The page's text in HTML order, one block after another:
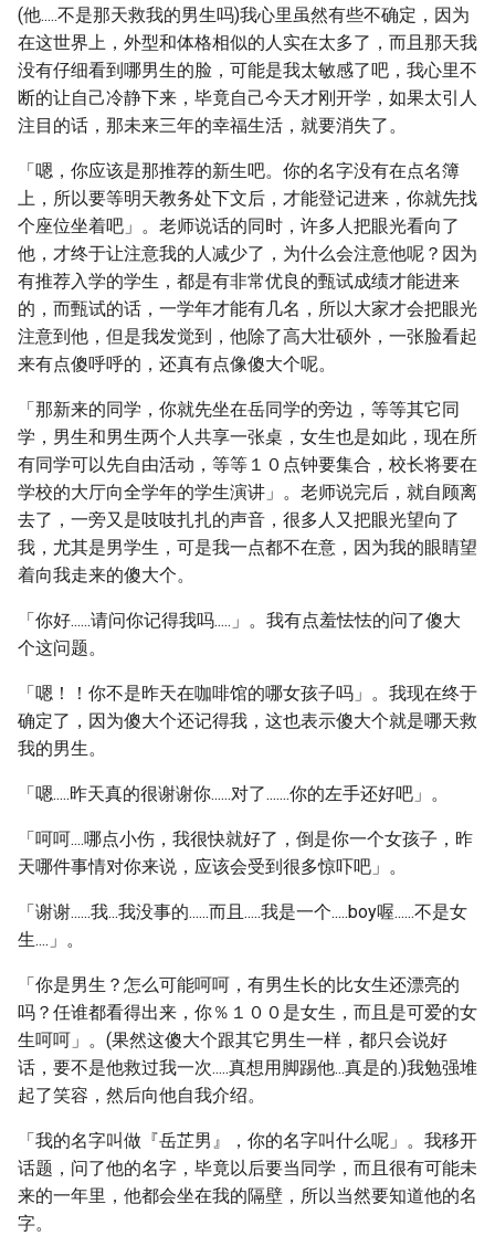
(他.....不是那天救我的男生吗)我心里虽然有些不确定，因为
在这世界上，外型和体格相似的人实在太多了，而且那天我
没有仔细看到哪男生的脸，可能是我太敏感了吧，我心里不
断的让自己冷静下来，毕竟自己今天才刚开学，如果太引人
注目的话，那未来三年的幸福生活，就要消失了。
「嗯，你应该是那推荐的新生吧。你的名字没有在点名簿
上，所以要等明天教务处下文后，才能登记进来，你就先找
个座位坐着吧」。老师说话的同时，许多人把眼光看向了
他，才终于让注意我的人减少了，为什么会注意他呢？因为
有推荐入学的学生，都是有非常优良的甄试成绩才能进来
的，而甄试的话，一学年才能有几名，所以大家才会把眼光
注意到他，但是我发觉到，他除了高大壮硕外，一张脸看起
来有点傻呼呼的，还真有点像傻大个呢。
「那新来的同学，你就先坐在岳同学的旁边，等等其它同
学，男生和男生两个人共享一张桌，女生也是如此，现在所
有同学可以先自由活动，等等１０点钟要集合，校长将要在
学校的大厅向全学年的学生演讲」。老师说完后，就自顾离
去了，一旁又是吱吱扎扎的声音，很多人又把眼光望向了
我，尤其是男学生，可是我一点都不在意，因为我的眼睛望
着向我走来的傻大个。
「你好......请问你记得我吗.....」。我有点羞怯怯的问了傻大
个这问题。
「嗯！！你不是昨天在咖啡馆的哪女孩子吗」。我现在终于
确定了，因为傻大个还记得我，这也表示傻大个就是哪天救
我的男生。
「嗯.....昨天真的很谢谢你......对了.......你的左手还好吧」。
「呵呵....哪点小伤，我很快就好了，倒是你一个女孩子，昨
天哪件事情对你来说，应该会受到很多惊吓吧」。
「谢谢......我...我没事的......而且.....我是一个.....boy喔......不是女
生....」。
「你是男生？怎么可能呵呵，有男生长的比女生还漂亮的
吗？任谁都看得出来，你％１００是女生，而且是可爱的女
生呵呵」。(果然这傻大个跟其它男生一样，都只会说好
话，要不是他救过我一次.....真想用脚踢他...真是的.)我勉强堆
起了笑容，然后向他自我介绍。
「我的名字叫做『岳芷男』，你的名字叫什么呢」。我移开
话题，问了他的名字，毕竟以后要当同学，而且很有可能未
来的一年里，他都会坐在我的隔壁，所以当然要知道他的名
字。